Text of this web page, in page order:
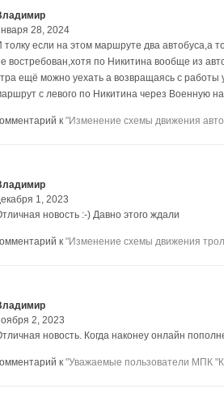
28, 2024
толку если на этом маршруте два автобуса,а
востребован,хотя по Никитина вообще из
ещё можно уехать а возвращаясь с работы
с левого по Никитина через Военную
к "Изменение схемы движения
1, 2023
новость :-) Давно этого ждали
к "Изменение схемы движения
2, 2023
новость. Когда наконеу онлайн
к "Уважаемые пользователи МПК